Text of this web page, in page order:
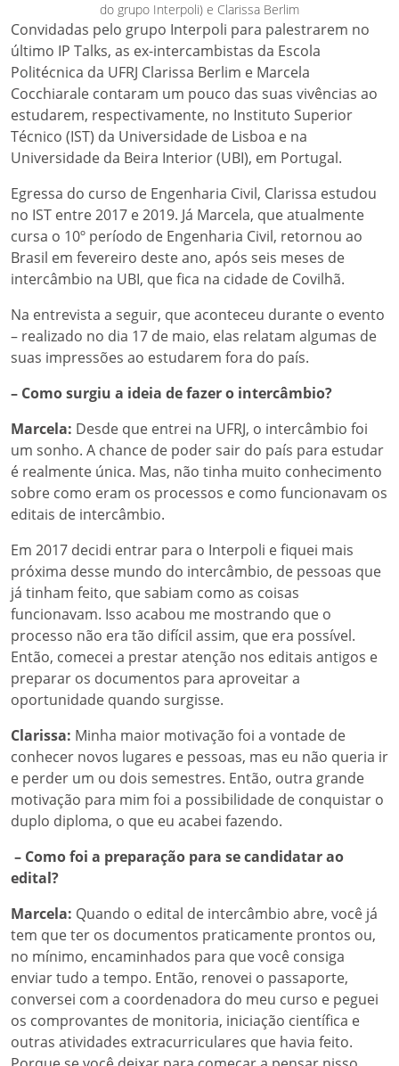
do grupo Interpoli) e Clarissa Berlim
Convidadas pelo grupo Interpoli para palestrarem no
último IP Talks, as ex-intercambistas da Escola
Politécnica da UFRJ Clarissa Berlim e Marcela
Cocchiarale contaram um pouco das suas vivências ao
estudarem, respectivamente, no Instituto Superior
Técnico (IST) da Universidade de Lisboa e na
Universidade da Beira Interior (UBI), em Portugal.
Egressa do curso de Engenharia Civil, Clarissa estudou
no IST entre 2017 e 2019. Já Marcela, que atualmente
cursa o 10º período de Engenharia Civil, retornou ao
Brasil em fevereiro deste ano, após seis meses de
intercâmbio na UBI, que fica na cidade de Covilhã.
Na entrevista a seguir, que aconteceu durante o evento
– realizado no dia 17 de maio, elas relatam algumas de
suas impressões ao estudarem fora do país.
– Como surgiu a ideia de fazer o intercâmbio?
Marcela: Desde que entrei na UFRJ, o intercâmbio foi
um sonho. A chance de poder sair do país para estudar
é realmente única. Mas, não tinha muito conhecimento
sobre como eram os processos e como funcionavam os
editais de intercâmbio.
Em 2017 decidi entrar para o Interpoli e fiquei mais
próxima desse mundo do intercâmbio, de pessoas que
já tinham feito, que sabiam como as coisas
funcionavam. Isso acabou me mostrando que o
processo não era tão difícil assim, que era possível.
Então, comecei a prestar atenção nos editais antigos e
preparar os documentos para aproveitar a
oportunidade quando surgisse.
Clarissa: Minha maior motivação foi a vontade de
conhecer novos lugares e pessoas, mas eu não queria ir
e perder um ou dois semestres. Então, outra grande
motivação para mim foi a possibilidade de conquistar o
duplo diploma, o que eu acabei fazendo.
– Como foi a preparação para se candidatar ao
edital?
Marcela: Quando o edital de intercâmbio abre, você já
tem que ter os documentos praticamente prontos ou,
no mínimo, encaminhados para que você consiga
enviar tudo a tempo. Então, renovei o passaporte,
conversei com a coordenadora do meu curso e peguei
os comprovantes de monitoria, iniciação científica e
outras atividades extracurriculares que havia feito.